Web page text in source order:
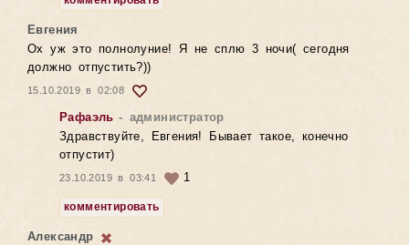
Евгения
Ох уж это полнолуние! Я не сплю 3 ночи( сегодня
должно отпустить?))
15.10.2019 в 02:08
Рафаэль - администратор
Здравствуйте, Евгения! Бывает такое, конечно
отпустит)
23.10.2019 в 03:41 1
комментировать
Александр